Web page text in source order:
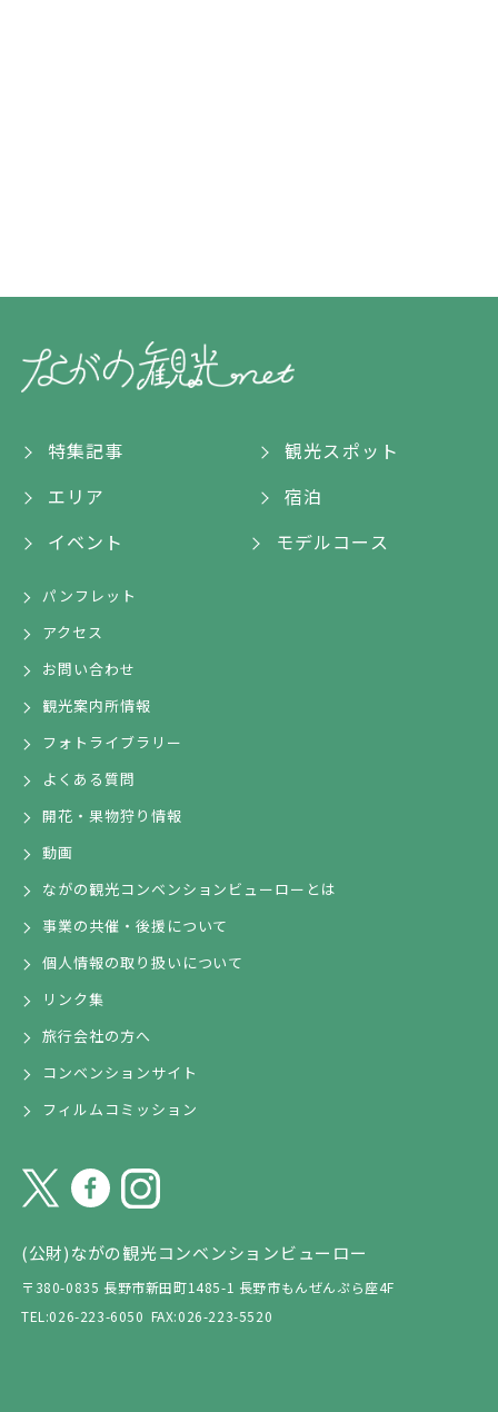
(公財)ながの観光コンベンションビューロー
〒380-0835 長野市新田町1485-1 長野市もんぜんぷら座4F
TEL:026-223-6050 FAX:026-223-5520
特集記事
観光スポット
エリア
宿泊
イベント
モデルコース
パンフレット
アクセス
お問い合わせ
観光案内所情報
フォトライブラリー
よくある質問
開花・果物狩り情報
動画
ながの観光コンベンションビューローとは
事業の共催・後援について
個人情報の取り扱いについて
リンク集
旅行会社の方へ
コンベンションサイト
フィルムコミッション